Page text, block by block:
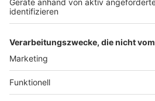
Stiftung ANTENNE BAYERN
hilft
Teilnahmebedingungen
Grounding Page ANTENNE
BAYERN